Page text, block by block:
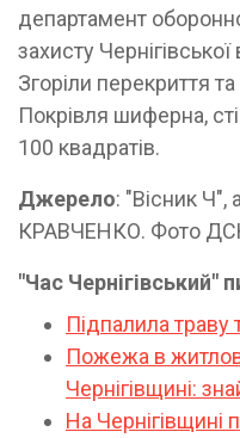
департамент
захисту Чернігівської
Згоріли перекриття
Покрівля шиферна,
100 квадратів.
Джерело: "Вісник Ч",
КРАВЧЕНКО. Фото
"Час Чернігівський"
Підпалила траву
Пожежа в
Чернігівщині:
На